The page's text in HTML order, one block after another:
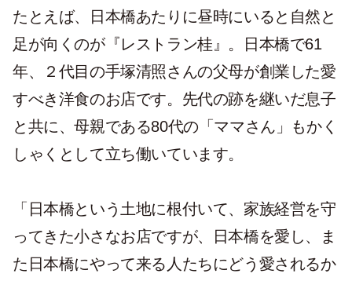
たとえば、日本橋あたりに昼時にいると自然と
足が向くのが『レストラン桂』。日本橋で61
年、２代目の手塚清照さんの父母が創業した愛
すべき洋食のお店です。先代の跡を継いだ息子
と共に、母親である80代の「ママさん」もかく
しゃくとして立ち働いています。
「日本橋という土地に根付いて、家族経営を守
ってきた小さなお店ですが、日本橋を愛し、ま
た日本橋にやって来る人たちにどう愛されるか